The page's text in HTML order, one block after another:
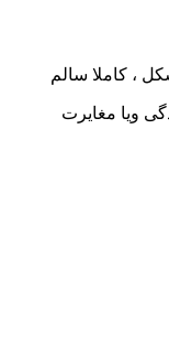
، کاملا سالم
ویا مغایرت